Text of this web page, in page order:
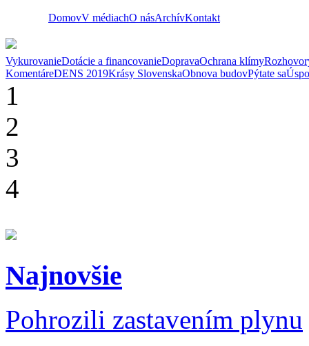
DomovV médiachO násArchívKontakt
VykurovanieDotácie a financovanieDopravaOchrana klímy
KomentáreDENS 2019Krásy SlovenskaObnova budovPýtate sa
1
2
3
4
Najnovšie
Pohrozili zastavením plynu